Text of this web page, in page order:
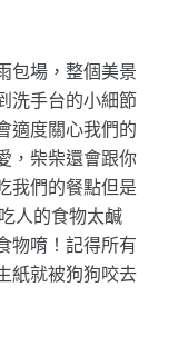
包場，整個美景
洗手台的小細節
適度關心我們的
，柴柴還會跟你
我們的餐點但是
人的食物太鹹
物唷！記得所有
紙就被狗狗咬去